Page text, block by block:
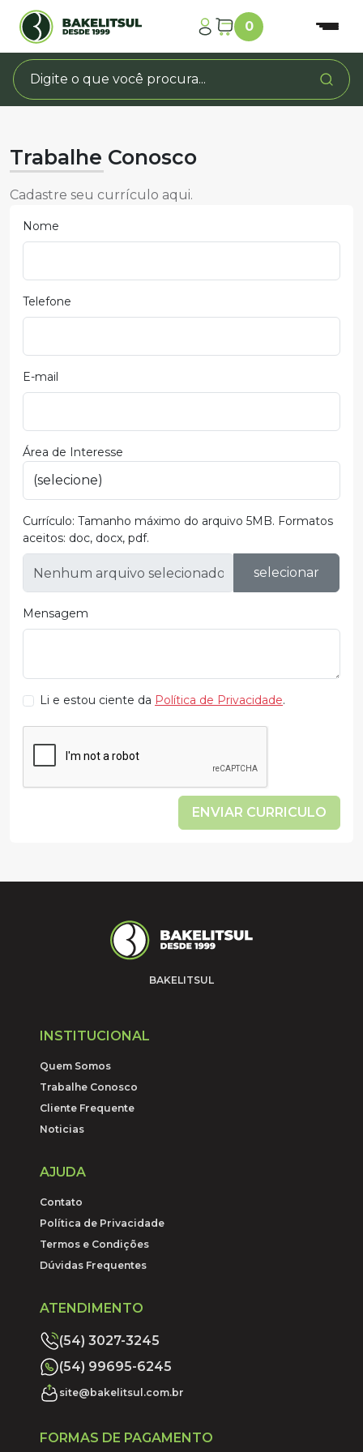
0
Trabalhe Conosco
Cadastre seu currículo aqui.
Nome
Telefone
E-mail
Área de Interesse
Currículo: Tamanho máximo do arquivo 5MB. Formatos
aceitos: doc, docx, pdf.
selecionar
Mensagem
Li e estou ciente da Política de Privacidade.
ENVIAR CURRICULO
BAKELITSUL
INSTITUCIONAL
Quem Somos
Trabalhe Conosco
Cliente Frequente
Noticias
AJUDA
Contato
Política de Privacidade
Termos e Condições
Dúvidas Frequentes
ATENDIMENTO
(54) 3027-3245
(54) 99695-6245
site@bakelitsul.com.br
FORMAS DE PAGAMENTO